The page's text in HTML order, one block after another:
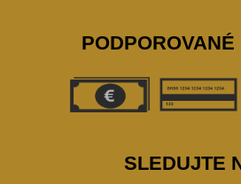
PODPOROVANÉ
SLEDUJTE